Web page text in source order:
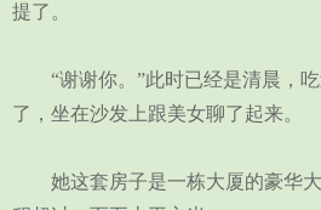
提了。
“谢谢你。”此时已经是清晨，吃
了，坐在沙发上跟美女聊了起来。
她这套房子是一栋大厦的豪华大